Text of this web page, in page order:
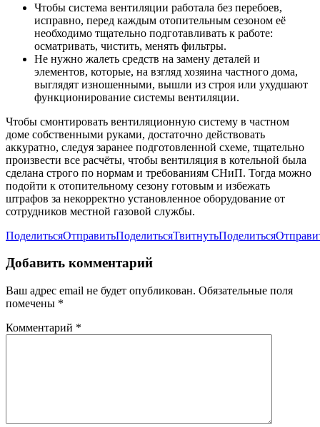
Чтобы система вентиляции работала без перебоев,
исправно, перед каждым отопительным сезоном её
необходимо тщательно подготавливать к работе:
осматривать, чистить, менять фильтры.
Не нужно жалеть средств на замену деталей и
элементов, которые, на взгляд хозяина частного дома,
выглядят изношенными, вышли из строя или ухудшают
функционирование системы вентиляции.
Чтобы смонтировать вентиляционную систему в частном
доме собственными руками, достаточно действовать
аккуратно, следуя заранее подготовленной схеме, тщательно
произвести все расчёты, чтобы вентиляция в котельной была
сделана строго по нормам и требованиям СНиП. Тогда можно
подойти к отопительному сезону готовым и избежать
штрафов за некорректно установленное оборудование от
сотрудников местной газовой службы.
ПоделитьсяОтправитьПоделитьсяТвитнутьПоделиться
Добавить комментарий
Ваш адрес email не будет опубликован. Обязательные поля
помечены *
Комментарий *